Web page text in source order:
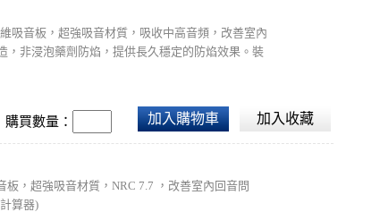
吸音板，超強吸音材質，吸收中高音頻，改善室內
，非浸泡藥劑防焰，提供長久穩定的防焰效果。裝
購買數量： 加入購物車 加入收藏
，超強吸音材質，NRC 7.7 ，改善室內回音問
算器)